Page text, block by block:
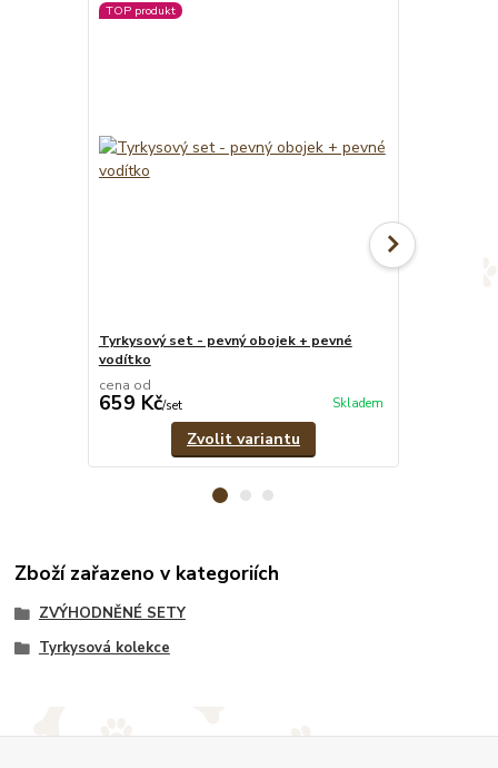
TOP produkt
Tyrkysový set - pevný obojek + pevné
vodítko
cena od
659 Kč/set Skladem
Zvolit variantu
Zboží zařazeno v kategoriích
ZVÝHODNĚNÉ SETY
Tyrkysová kolekce